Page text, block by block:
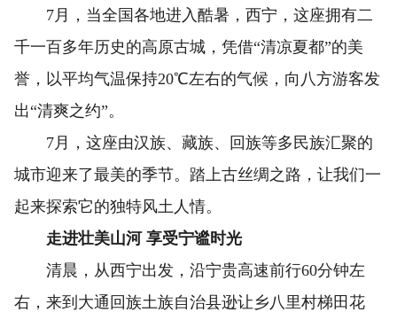
7月，当全国各地进入酷暑，西宁，这座拥有二
千一百多年历史的高原古城，凭借“清凉夏都”的美
誉，以平均气温保持20℃左右的气候，向八方游客发
出“清爽之约”。
7月，这座由汉族、藏族、回族等多民族汇聚的
城市迎来了最美的季节。踏上古丝绸之路，让我们一
起来探索它的独特风土人情。
走进壮美山河 享受宁谧时光
清晨，从西宁出发，沿宁贵高速前行60分钟左
右，来到大通回族土族自治县逊让乡八里村梯田花